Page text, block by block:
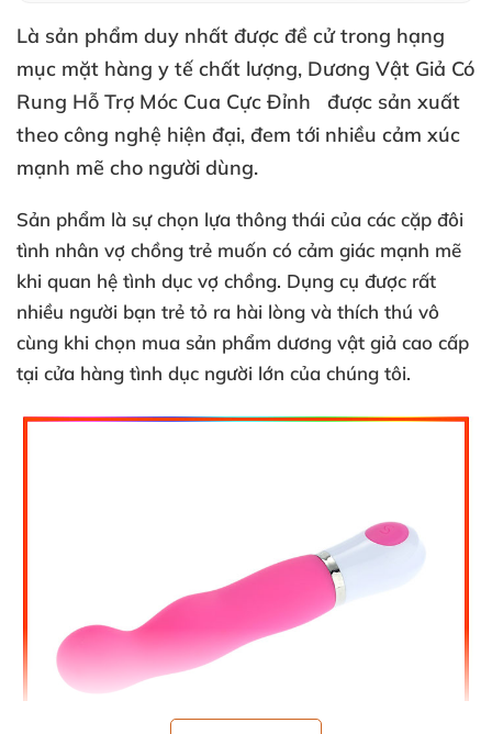
Là sản phẩm duy nhất được đề cử trong hạng
mục mặt hàng y tế chất lượng, Dương Vật Giả Có
Rung Hỗ Trợ Móc Cua Cực Đỉnh
được sản xuất
theo công nghệ hiện đại, đem tới nhiều cảm xúc
mạnh mẽ cho người dùng.
Sản phẩm là sự chọn lựa thông thái của các cặp đôi
tình nhân vợ chồng trẻ muốn có cảm giác mạnh mẽ
khi quan hệ tình dục vợ chồng. Dụng cụ được rất
nhiều người bạn trẻ tỏ ra hài lòng và thích thú vô
cùng khi chọn mua sản phẩm dương vật giả cao cấp
tại cửa hàng tình dục người lớn của chúng tôi.